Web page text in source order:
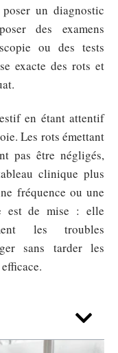
un diagnostic
des examens
ou des tests
exacte des rots et
en étant attentif
Les rots émettant
pas être négligés,
clinique plus
fréquence ou une
est de mise : elle
les troubles
sans tarder les